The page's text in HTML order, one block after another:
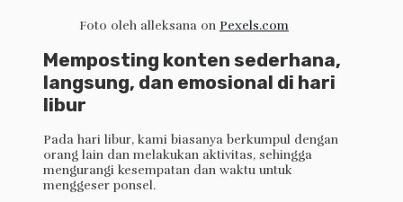
Foto oleh alleksana on Pexels.com
Memposting konten sederhana,
langsung, dan emosional di hari
libur
Pada hari libur, kami biasanya berkumpul dengan
orang lain dan melakukan aktivitas, sehingga
mengurangi kesempatan dan waktu untuk
menggeser ponsel.